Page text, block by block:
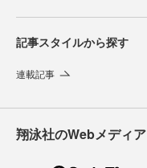
記事スタイルから探す
連載記事
翔泳社のWebメディア